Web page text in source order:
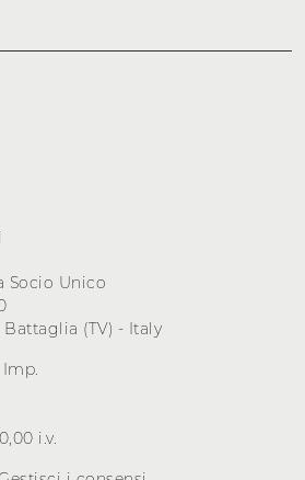
Socio Unico
(TV) - Italy
Imp.
i.v.